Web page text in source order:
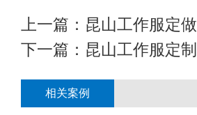
上一篇： 昆山工作服定做
下一篇： 昆山工作服定制
相关案例